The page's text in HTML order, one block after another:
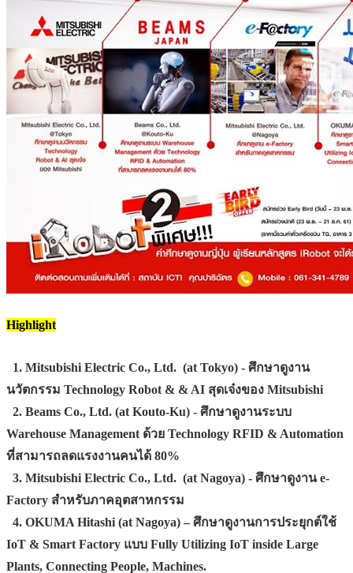
Highlight
1. Mitsubishi Electric Co., Ltd. (at Tokyo) - ศึกษาดูงาน
นวัตกรรม Technology Robot & & AI สุดเจ๋งของ Mitsubishi
2. Beams Co., Ltd. (at Kouto-Ku) - ศึกษาดูงานระบบ
Warehouse Management ด้วย Technology RFID & Automation
ที่สามารถลดแรงงานคนได้ 80%
3. Mitsubishi Electric Co., Ltd. (at Nagoya) - ศึกษาดูงาน e-
Factory สำหรับภาคอุตสาหกรรม
4. OKUMA Hitashi (at Nagoya) – ศึกษาดูงานการประยุกต์ใช้
IoT & Smart Factory แบบ Fully Utilizing IoT inside Large
Plants, Connecting People, Machines.